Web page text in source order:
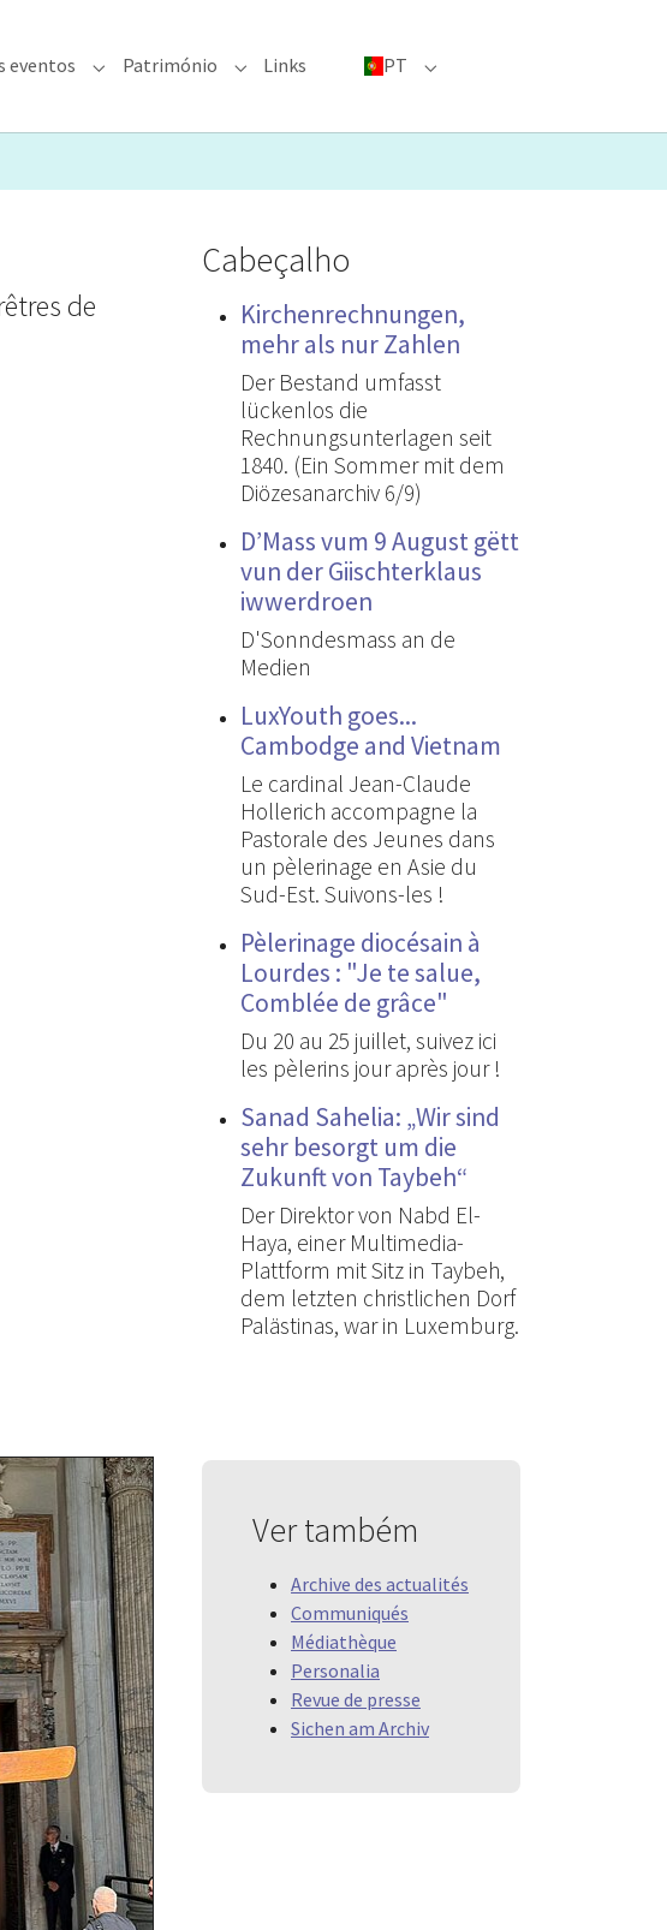
"Formação"
eventos Submenu for "Grandes eventos"
Património Submenu for "Património"
Links PT Submenu for "PT"
de
Cabeçalho
Kirchenrechnungen,
mehr als nur Zahlen
Der Bestand umfasst
lückenlos die
Rechnungsunterlagen seit
1840. (Ein Sommer mit dem
Diözesanarchiv 6/9)
D’Mass vum 9 August gëtt
vun der Giischterklaus
iwwerdroen
D'Sonndesmass an de
Medien
LuxYouth goes...
Cambodge and Vietnam
Le cardinal Jean-Claude
Hollerich accompagne la
Pastorale des Jeunes dans
un pèlerinage en Asie du
Sud-Est. Suivons-les !
Pèlerinage diocésain à
Lourdes : "Je te salue,
Comblée de grâce"
Du 20 au 25 juillet, suivez ici
les pèlerins jour après jour !
Sanad Sahelia: „Wir sind
sehr besorgt um die
Zukunft von Taybeh“
Der Direktor von Nabd El-
Haya, einer Multimedia-
Plattform mit Sitz in Taybeh,
dem letzten christlichen Dorf
Palästinas, war in Luxemburg.
Ver também
Archive des actualités
Communiqués
Médiathèque
Personalia
Revue de presse
Sichen am Archiv